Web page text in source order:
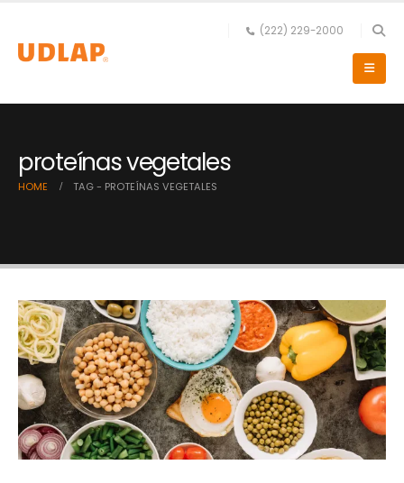
(222) 229-2000
proteínas vegetales
HOME TAG - PROTEÍNAS VEGETALES